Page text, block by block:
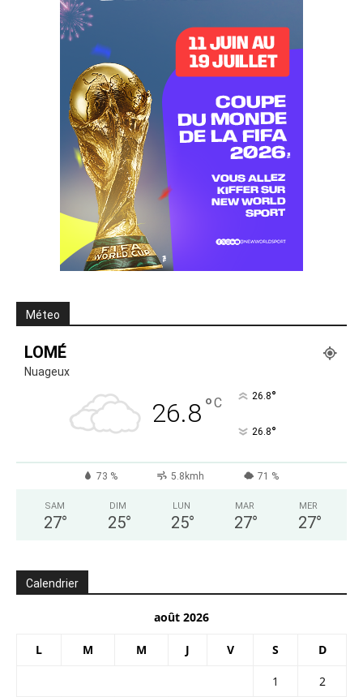
Méteo
LOMÉ
Nuageux
26.8°C 26.8°
26.8°
73 % 5.8kmh 71 %
SAM
27°
DIM
25°
LUN
25°
MAR
27°
MER
27°
Calendrier
août 2026
L M M J V S D
1
2